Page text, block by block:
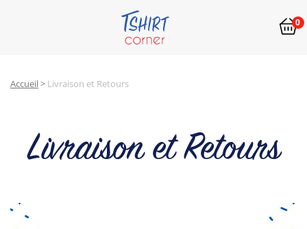
0
Accueil> Livraison et Retours
Livraison et Retours